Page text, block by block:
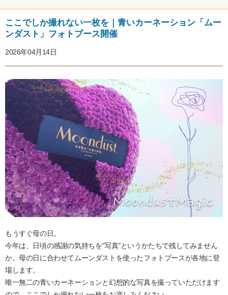
ここでしか撮れない一枚を｜青いカーネーション「ムー
ンダスト」フォトブース開催
2026年04月14日
もうすぐ母の日。
今年は、日頃の感謝の気持ちを"写真"というかたちで残してみません
か。母の日に合わせてムーンダストを使ったフォトブースが各地に登
場します。
唯一無二の青いカーネーションと幻想的な写真を撮っていただけます